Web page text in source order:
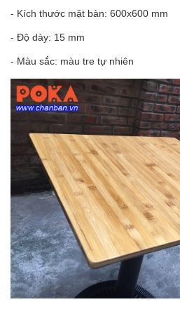
- Kích thước mặt bàn: 600x600 mm
- Độ dày: 15 mm
- Màu sắc: màu tre tự nhiên